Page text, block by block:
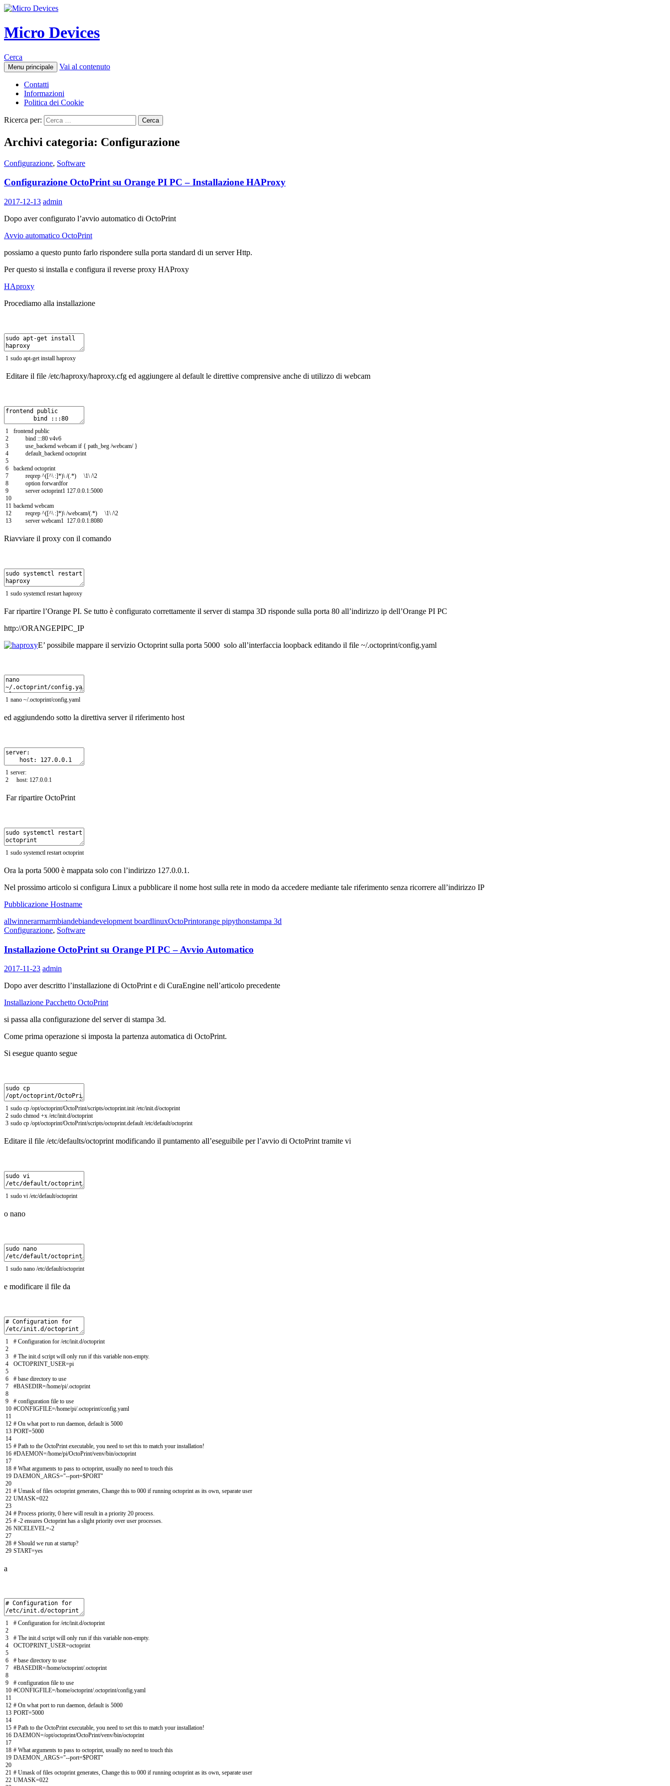
Micro Devices
Cerca
Menu principale Vai al contenuto
Contatti
Informazioni
Politica dei Cookie
Ricerca per:
Archivi categoria: Configurazione
Configurazione, Software
Configurazione OctoPrint su Orange PI PC – Installazione HAProxy
2017-12-13 admin
Dopo aver configurato l’avvio automatico di OctoPrint
Avvio automatico OctoPrint
possiamo a questo punto farlo rispondere sulla porta standard di un server Http.
Per questo si installa e configura il reverse proxy HAProxy
HAproxy
Procediamo alla installazione
1 sudo apt-getinstall haproxy
Editare il file /etc/haproxy/haproxy.cfg ed aggiungere al default le direttive comprensive anche di utilizzo di webcam
1
2
3
4
5
6
7
8
9
10
11
12
13
frontend public
bind :::80 v4v6
use_backend webcam if { path_beg /webcam/ }
default_backend octoprint
backend octoprint
reqrep ^([^\ :]*)\ /( *) \1\ /\2
option forwardfor
server octoprint1 127.0.0.1 :5000
backend webcam
reqrep ^([^\ :]*)\ /webcam/( *) \1\ /\2
server webcam1 127.0.0.1 :8080
Riavviare il proxy con il comando
1 sudo systemctl restart haproxy
Far ripartire l’Orange PI. Se tutto è configurato correttamente il server di stampa 3D risponde sulla porta 80 all’indirizzo ip dell’Orange PI PC
http://ORANGEPIPC_IP
E’ possibile mappare il servizio Octoprint sulla porta 5000 solo all’interfaccia loopback editando il file ~/.octoprint/config.yaml
1 nano ~/.octoprint/config.yaml
ed aggiundendo sotto la direttiva server il riferimento host
1
2
server:
host: 127.0.0.1
Far ripartire OctoPrint
1 sudo systemctl restartoctoprint
Ora la porta 5000 è mappata solo con l’indirizzo 127.0.0.1.
Nel prossimo articolo si configura Linux a pubblicare il nome host sulla rete in modo da accedere mediante tale riferimento senza ricorrere all’indirizzo IP
Pubblicazione Hostname
allwinnerarmarmbiandebiandevelopment boardlinuxOctoPrintorange pipythonstampa 3d
Configurazione, Software
Installazione OctoPrint su Orange PI PC – Avvio Automatico
2017-11-23 admin
Dopo aver descritto l’installazione di OctoPrint e di CuraEngine nell’articolo precedente
Installazione Pacchetto OctoPrint
si passa alla configurazione del server di stampa 3d.
Come prima operazione si imposta la partenza automatica di OctoPrint.
Si esegue quanto segue
1
2
3
sudo cp /opt/octoprint/OctoPrint/scripts/octoprint.init /etc/init.d/octoprint
sudo chmod +x /etc/init.d/octoprint
sudo cp /opt/octoprint/OctoPrint/scripts/octoprint.default /etc/default/octoprint
Editare il file /etc/defaults/octoprint modificando il puntamento all’eseguibile per l’avvio di OctoPrint tramite vi
1 sudo vi /etc/default/octoprint
o nano
1 sudo nano /etc/default/octoprint
e modificare il file da
1
2
3
4
5
6
7
8
9
10
11
12
13
14
15
16
17
18
19
20
21
22
23
24
25
26
27
28
29
# Configuration for /etc/init.d/octoprint
# The init.d script will only run if this variable non-empty.
OCTOPRINT_USER=pi
# base directory to use
#BASEDIR=/home/pi/.octoprint
# configuration file to use
#CONFIGFILE=/home/pi/.octoprint/config.yaml
# On what port to run daemon, default is 5000
PORT=5000
# Path to the OctoPrint executable, you need to set this to match your installation!
#DAEMON=/home/pi/OctoPrint/venv/bin/octoprint
# What arguments to pass to octoprint, usually no need to touch this
DAEMON_ARGS="--port=$PORT"
# Umask of files octoprint generates, Change this to 000 if running octoprint as its own, separate user
UMASK=022
# Process priority, 0 here will result in a priority 20 process.
# -2 ensures Octoprint has a slight priority over user processes.
NICELEVEL=-2
# Should we run at startup?
START=yes
a
1
2
3
4
5
6
7
8
9
10
11
12
13
14
15
16
17
18
19
20
21
22
# Configuration for /etc/init.d/octoprint
# The init.d script will only run if this variable non-empty.
OCTOPRINT_USER=octoprint
# base directory to use
#BASEDIR=/home/octoprint/.octoprint
# configuration file to use
#CONFIGFILE=/home/octoprint/.octoprint/config.yaml
# On what port to run daemon, default is 5000
PORT=5000
# Path to the OctoPrint executable, you need to set this to match your installation!
DAEMON=/opt/octoprint/OctoPrint/venv/bin/octoprint
# What arguments to pass to octoprint, usually no need to touch this
DAEMON_ARGS="--port=$PORT"
# Umask of files octoprint generates, Change this to 000 if running octoprint as its own, separate user
UMASK=022